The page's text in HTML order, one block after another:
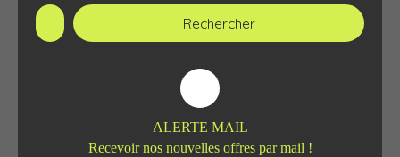
Rechercher
ALERTE MAIL
Recevoir nos nouvelles offres par mail !